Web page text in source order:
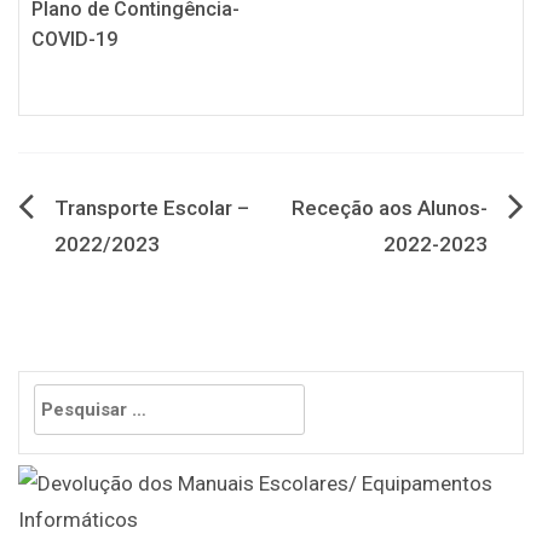
Plano de Contingência-
COVID-19
Navegação
Transporte Escolar –
2022/2023
Receção aos Alunos-
2022-2023
Pesquisar